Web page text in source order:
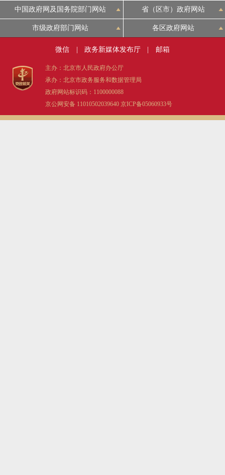
中国政府网及国务院部门网站 省（区市）政府网站
市级政府部门网站 各区政府网站
微信 政务新媒体发布厅 邮箱
主办：北京市人民政府办公厅
承办：北京市政务服务和数据管理局
政府网站标识码：1100000088
京公网安备 11010502039640 京ICP备05060933号